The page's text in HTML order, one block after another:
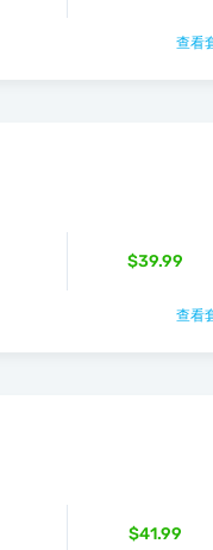
查看
$39.99
查看
$41.99